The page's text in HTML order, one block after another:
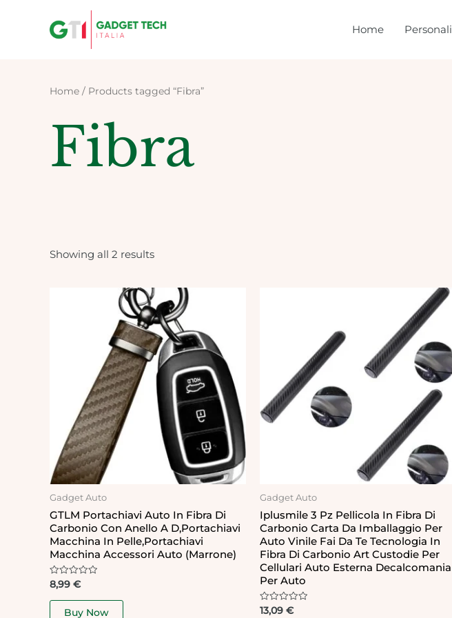
Home Personali
Home / Products tagged “Fibra”
Fibra
Showing all 2 results
Gadget Auto
GTLM Portachiavi Auto In Fibra Di
Carbonio Con Anello A D,Portachiavi
Macchina In Pelle,Portachiavi
Macchina Accessori Auto (Marrone)
Rated
out
8,99 €
Buy Now
Gadget Auto
Iplusmile 3 Pz Pellicola In Fibra Di
Carbonio Carta Da Imballaggio Per
Auto Vinile Fai Da Te Tecnologia In
Fibra Di Carbonio Art Custodie Per
Cellulari Auto Esterna Decalcomania
Per Auto
Rated
13,09 €